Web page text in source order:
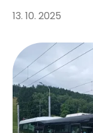
13. 10. 2025